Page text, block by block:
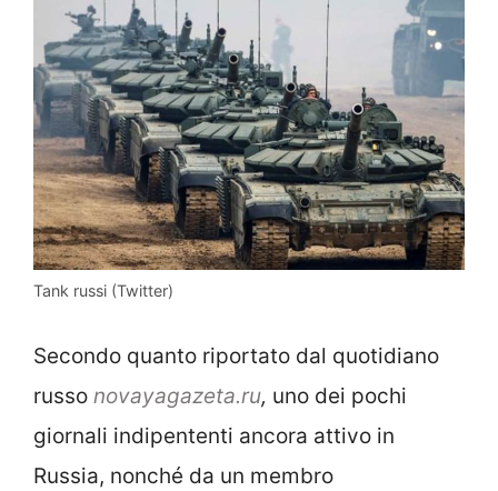
Tank russi (Twitter)
Secondo quanto riportato dal quotidiano
russo novayagazeta.ru, uno dei pochi
giornali indipententi ancora attivo in
Russia, nonché da un membro